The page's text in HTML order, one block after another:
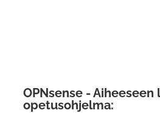
OPNsense -
opetusohjelma: